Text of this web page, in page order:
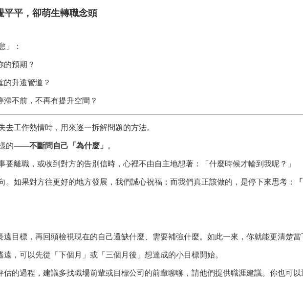
平平，卻萌生轉職念頭
」：
的預期？
的升遷管道？
滯不前，不再有提升空間？
工作熱情時，用來逐一拆解問題的方法。
樣的——不斷問自己「為什麼」 。
離職，或收到對方的告別信時，心裡不由自主地想著：「什麼時候才輪到我呢？」
。如果對方往更好的地方發展，我們誠心祝福；而我們真正該做的，是停下來思考：
遠目標，再回頭檢視現在的自己還缺什麼、需要補強什麼。如此一來，你就能更清楚當
，可以先從「下個月」或「三個月後」想達成的小目標開始。
估的過程，建議多找職場前輩或目標公司的前輩聊聊，請他們提供職涯建議。你也可以